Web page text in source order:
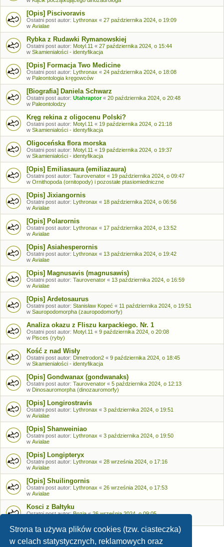
Strona ta używa plików cookies (tzw. ciasteczka)
w celach statystycznych, reklamowych oraz
[Opis] Piscivoravis
Ostatni post autor: Lythronax « 27 października 2024, o 19:09
w Avialae
Rybka z Rudawki Rymanowskiej
Ostatni post autor: Motyl.11 « 27 października 2024, o 15:44
w Skamieniałości - identyfikacja
[Opis] Formacja Two Medicine
Ostatni post autor: Lythronax « 24 października 2024, o 18:08
w Paleontologia kręgowców
[Biografia] Daniela Schwarz
Ostatni post autor: Utahraptor« 20 października 2024, o 20:48
w Paleontolodzy
Kręg rekina z oligocenu Polski?
Ostatni post autor: Motyl.11 « 19 października 2024, o 21:18
w Skamieniałości - identyfikacja
Oligoceńska flora morska
Ostatni post autor: Motyl.11 « 19 października 2024, o 19:37
w Skamieniałości - identyfikacja
[Opis] Emiliasaura (emiliazaura)
Ostatni post autor: Taurovenator « 19 października 2024, o 09:47
w Ornithopoda (ornitopody) i pozostałe ptasiomiedniczne
[Opis] Jixiangornis
Ostatni post autor: Lythronax « 18 października 2024, o 06:56
w Avialae
[Opis] Polarornis
Ostatni post autor: Lythronax « 17 października 2024, o 13:52
w Avialae
[Opis] Asiahesperornis
Ostatni post autor: Lythronax « 13 października 2024, o 19:42
w Avialae
[Opis] Magnusavis (magnusawis)
Ostatni post autor: Taurovenator « 13 października 2024, o 16:59
w Avialae
[Opis] Ardetosaurus
Ostatni post autor: Stanisław Kopeć « 11 października 2024, o 19:51
w Sauropodomorpha (zauropodomorfy)
Analiza okazu z Fliszu karpackiego. Nr. 1
Ostatni post autor: Motyl.11 « 9 października 2024, o 20:08
w Pisces (ryby)
Kość z nad Wisły
Ostatni post autor: Dimetrodon2 « 9 października 2024, o 18:45
w Skamieniałości - identyfikacja
[Opis] Gondwanax (gondwanaks)
Ostatni post autor: Taurovenator « 5 października 2024, o 12:13
w Dinosauromorpha (dinozauromorfy)
[Opis] Longirostravis
Ostatni post autor: Lythronax « 3 października 2024, o 19:51
w Avialae
[Opis] Shanweiniao
Ostatni post autor: Lythronax « 3 października 2024, o 19:50
w Avialae
[Opis] Longipteryx
Ostatni post autor: Lythronax « 28 września 2024, o 17:16
w Avialae
[Opis] Shuilingornis
Ostatni post autor: Lythronax « 26 września 2024, o 17:53
w Avialae
Kosci z Bałtyku
Ostatni post autor:Bozia«26 września 2024, o 09:05